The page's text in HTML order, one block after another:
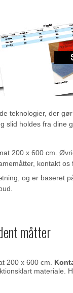
teknologier, der
slid holdes fra
200 x 600 cm.
kontakt
og er baseret
måtter
200 x 600 cm.
materiale.